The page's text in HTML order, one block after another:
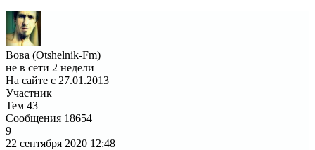
Вова (Otshelnik-Fm)
не в сети 2 недели
На сайте с 27.01.2013
Участник
Тем 43
Сообщения 18654
9
22 сентября 2020 12:48